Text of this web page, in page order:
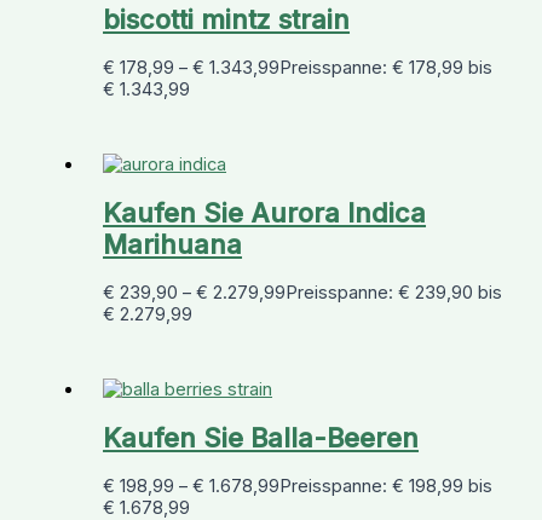
biscotti mintz strain
€ 178,99 –€ 1.343,99Preisspanne: € 178,99 bis
€ 1.343,99
Kaufen Sie Aurora Indica
Marihuana
€ 239,90 –€ 2.279,99Preisspanne: € 239,90 bis
€ 2.279,99
Kaufen Sie Balla-Beeren
€ 198,99 –€ 1.678,99Preisspanne: € 198,99 bis
€ 1.678,99